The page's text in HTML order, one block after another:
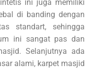
ini juga memiliki
di banding dengan
standart, sehingga
ini sangat pas dan
Selanjutnya ada
alami, karpet masjid